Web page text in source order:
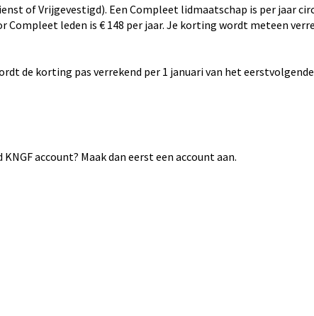
of Vrijgevestigd). Een Compleet lidmaatschap is per jaar
Compleet leden is € 148 per jaar. Je korting wordt meteen
de korting pas verrekend per 1 januari van het
account? Maak dan eerst een account aan.